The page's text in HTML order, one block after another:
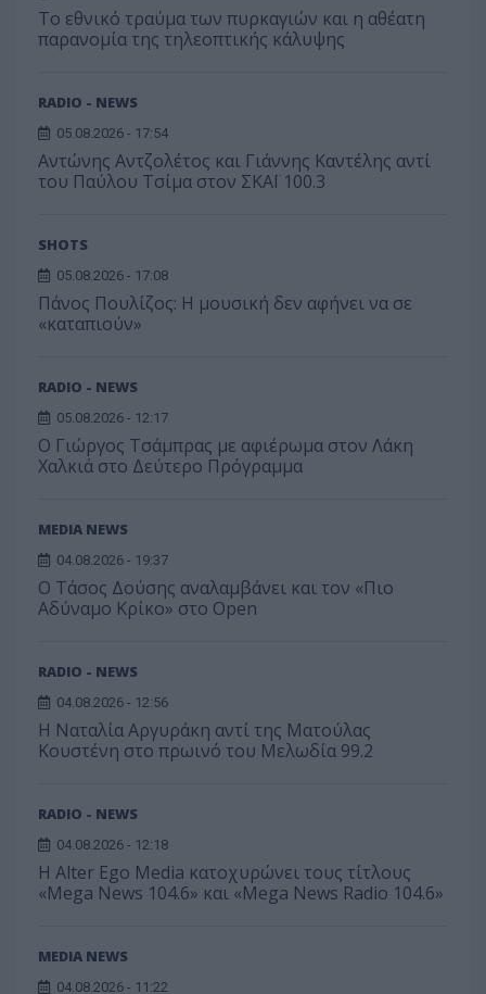
Το εθνικό τραύμα των πυρκαγιών και η αθέατη
παρανομία της τηλεοπτικής κάλυψης
RADIO - NEWS
05.08.2026 - 17:54
Αντώνης Αντζολέτος και Γιάννης Καντέλης αντί
του Παύλου Τσίμα στον ΣΚΑΪ 100.3
SHOTS
05.08.2026 - 17:08
Πάνος Πουλίζος: Η μουσική δεν αφήνει να σε
«καταπιούν»
RADIO - NEWS
05.08.2026 - 12:17
O Γιώργος Τσάμπρας με αφιέρωμα στον Λάκη
Χαλκιά στο Δεύτερο Πρόγραμμα
MEDIA NEWS
04.08.2026 - 19:37
Ο Τάσος Δούσης αναλαμβάνει και τον «Πιο
Αδύναμο Κρίκο» στο Open
RADIO - NEWS
04.08.2026 - 12:56
Η Ναταλία Αργυράκη αντί της Ματούλας
Κουστένη στο πρωινό του Μελωδία 99.2
RADIO - NEWS
04.08.2026 - 12:18
Η Alter Ego Media κατοχυρώνει τους τίτλους
«Mega News 104.6» και «Mega News Radio 104.6»
MEDIA NEWS
04.08.2026 - 11:22